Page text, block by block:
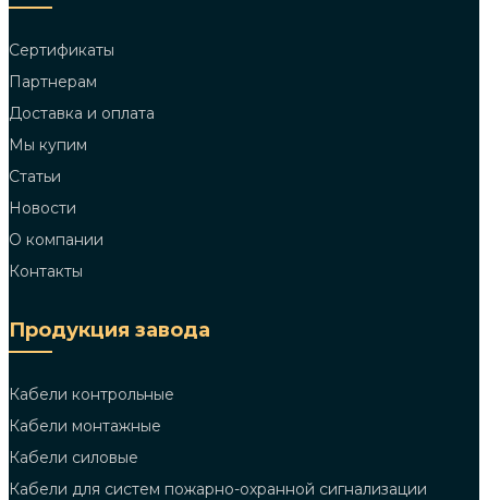
Сертификаты
Партнерам
Доставка и оплата
Мы купим
Статьи
Новости
О компании
Контакты
Продукция завода
Кабели контрольные
Кабели монтажные
Кабели силовые
Кабели для систем пожарно-охранной сигнализации